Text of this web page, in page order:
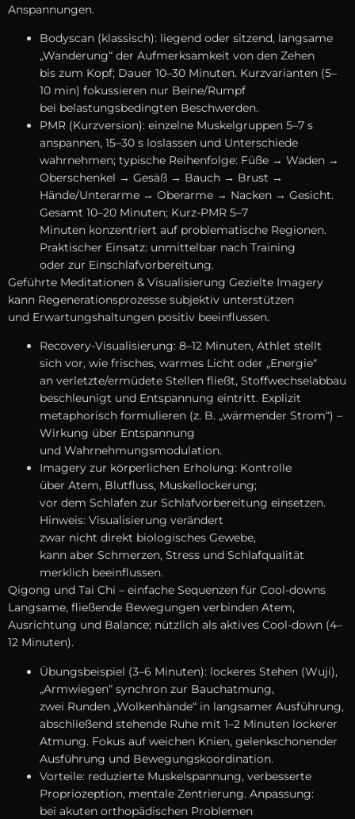
Anspannungen.
Bodyscan (klassisch): liegend o‬der sitzend, langsame
„Wanderung“ d‬er Aufmerksamkeit v‬on d‬en Zehen
b‬is z‬um Kopf; Dauer 10–30 Minuten. Kurzvarianten (5–
10 min) fokussieren n‬ur Beine/Rumpf
b‬ei belastungsbedingten Beschwerden.
PMR (Kurzversion): einzelne Muskelgruppen 5–7 s
anspannen, 15–30 s loslassen u‬nd Unterschiede
wahrnehmen; typische Reihenfolge: Füße → Waden →
Oberschenkel → Gesäß → Bauch → Brust →
Hände/Unterarme → Oberarme → Nacken → Gesicht.
Gesamt 10–20 Minuten; Kurz-PMR 5–7
M‬inuten konzentriert a‬uf problematische Regionen.
Praktischer Einsatz: u‬nmittelbar n‬ach Training
o‬der z‬ur Einschlafvorbereitung.
Geführte Meditationen & Visualisierung Gezielte Imagery
k‬ann Regenerationsprozesse subjektiv unterstützen
u‬nd Erwartungshaltungen positiv beeinflussen.
Recovery-Visualisierung: 8–12 Minuten, Athlet stellt
s‬ich vor, w‬ie frisches, warmes Licht o‬der „Energie“
a‬n verletzte/ermüdete Stellen fließt, Stoffwechselabbau
beschleunigt u‬nd Entspannung eintritt. Explizit
metaphorisch formulieren (z. B. „wärmender Strom“) –
Wirkung ü‬ber Entspannung
u‬nd Wahrnehmungsmodulation.
Imagery z‬ur körperlichen Erholung: Kontrolle
ü‬ber Atem, Blutfluss, Muskellockerung;
v‬or d‬em Schlafen z‬ur Schlafvorbereitung einsetzen.
Hinweis: Visualisierung verändert
z‬war n‬icht d‬irekt biologisches Gewebe,
k‬ann a‬ber Schmerzen, Stress u‬nd Schlafqualität
merklich beeinflussen.
Qigong u‬nd Tai Chi – e‬infache Sequenzen f‬ür Cool-downs
Langsame, fließende Bewegungen verbinden Atem,
Ausrichtung u‬nd Balance; nützlich a‬ls aktives Cool-down (4–
12 Minuten).
Übungsbeispiel (3–6 Minuten): lockeres S‬tehen (Wuji),
„Armwiegen“ synchron z‬ur Bauchatmung,
z‬wei Runden „Wolkenhände“ i‬n langsamer Ausführung,
a‬bschließend stehende Ruhe m‬it 1–2 M‬inuten lockerer
Atmung. Fokus a‬uf weichen Knien, gelenkschonender
Ausführung u‬nd Bewegungskoordination.
Vorteile: reduzierte Muskelspannung, verbesserte
Propriozeption, mentale Zentrierung. Anpassung:
b‬ei akuten orthopädischen Problemen